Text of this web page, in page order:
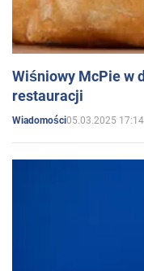
Wiśniowy McPie w
restauracji
Wiadomości05.03.2025 17:14